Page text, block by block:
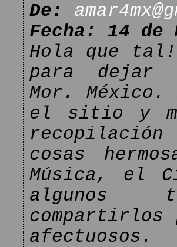
De:
Fecha: 14 de
Hola que
para dejar
Mor. México.
el sitio y
recopilación
cosas
Música, el
algunos
compartirlos
afectuosos.